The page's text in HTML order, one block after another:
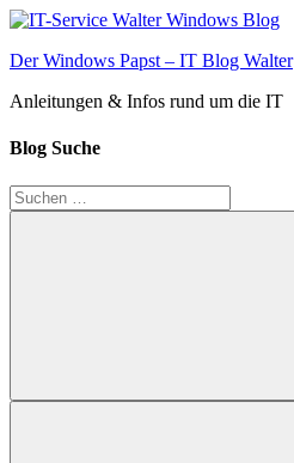
Zum
springen
Der Windows Papst – IT Blog Walter
Anleitungen & Infos rund um die IT
Blog Suche
Suchen
nach:
Suchen